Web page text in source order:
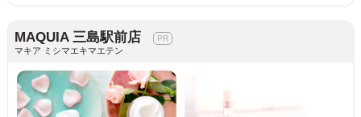
MAQUIA 三島駅前店
マキア ミシマエキマエテン